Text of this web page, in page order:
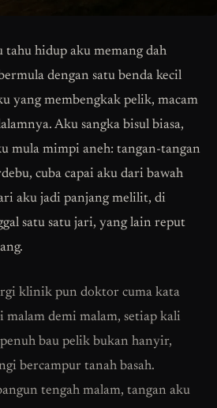
tahu hidup aku memang dah
dengan satu benda kecil
yang membengkak pelik, macam
Aku sangka bisul biasa,
mula mimpi aneh: tangan-tangan
cuba capai aku dari bawah
aku jadi panjang melilit, di
satu satu jari, yang lain reput
klinik pun doktor cuma kata
malam demi malam, setiap kali
bau pelik bukan hanyir,
bercampur tanah basah.
tengah malam, tangan aku